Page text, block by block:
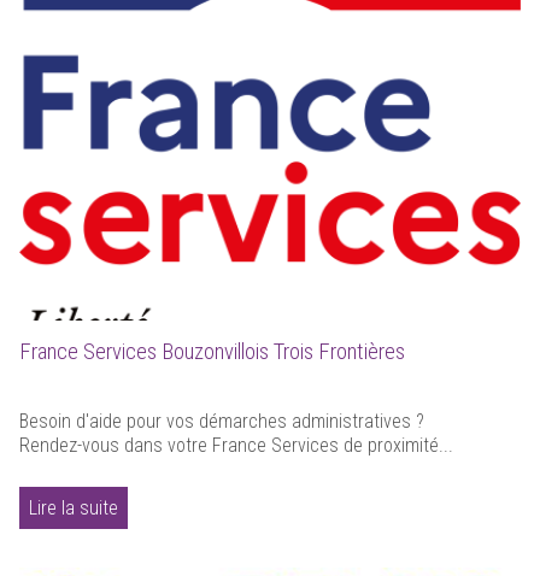
France Services Bouzonvillois Trois Frontières
Besoin d'aide pour vos démarches administratives ?
Rendez-vous dans votre France Services de proximité...
Lire la suite